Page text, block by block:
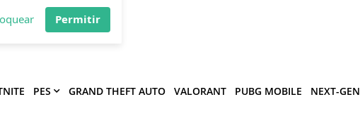
te envíe
artículos.
×
PES GRAND THEFT AUTO VALORANT PUBG MOBILE NEXT-GEN